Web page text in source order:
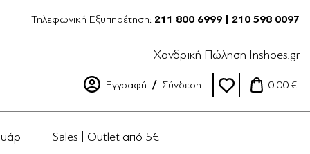
Τηλεφωνική Εξυπηρέτηση: 211 800 6999 | 210 598 0097
Χονδρική Πώληση Inshoes.gr
Εγγραφή Σύνδεση 0,00 €
Sales | Outlet από 5€